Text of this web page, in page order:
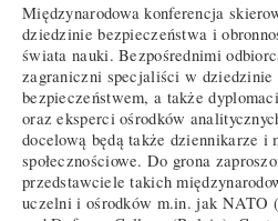
Międzynarodowa konferencja
dziedzinie bezpieczeństwa i
świata nauki. Bezpośrednimi
zagraniczni specjaliści w dziedzinie
bezpieczeństwem, a także
oraz eksperci ośrodków
docelową będą także dziennikarze i
społecznościowe. Do grona
przedstawciele takich
uczelni i ośrodków m.in. jak NATO